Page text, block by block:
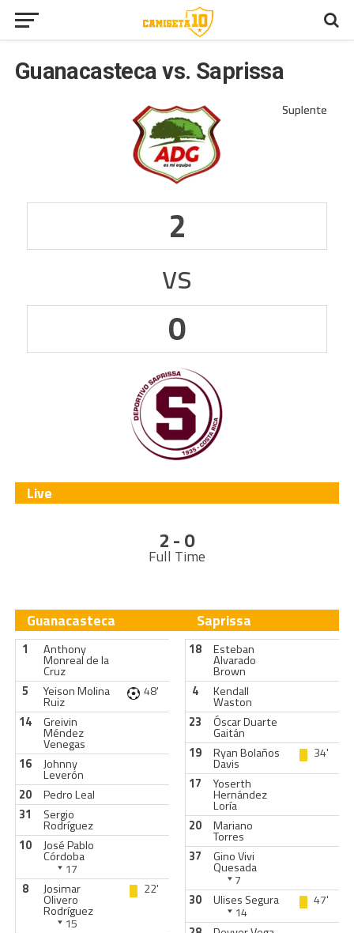
Guanacasteca vs. Saprissa
2
vs
0
Live
2 - 0
Full Time
Guanacasteca
1 Anthony
Monreal de la
Cruz
5
Yeison Molina
Ruiz
48'
14
Greivin
Méndez
Venegas
16
Johnny
Leverón
20
Pedro Leal
31
Sergio
Rodríguez
10
José Pablo
Córdoba
17
8
Josimar
Olivero
Rodríguez
15
22'
Saprissa
18 Esteban
Alvarado
Brown
4
Kendall
Waston
23
Óscar Duarte
Gaitán
19
Ryan Bolaños
Davis
34'
17
Yoserth
Hernández
Loría
20
Mariano
Torres
37
Gino Vivi
Quesada
7
30
Ulises Segura
14
47'